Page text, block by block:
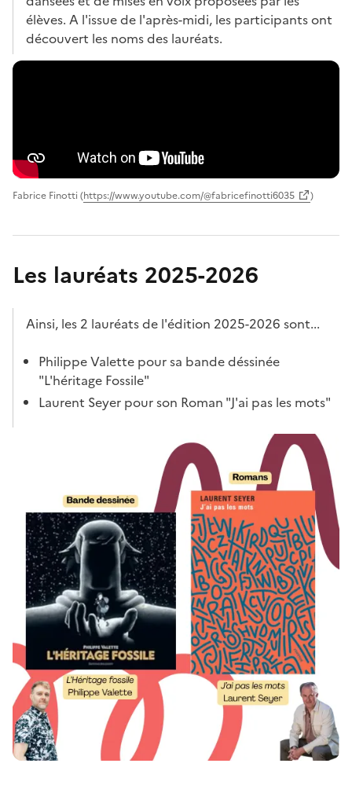
élèves. A l'issue de l'après-midi, les participants ont
découvert les noms des lauréats.
Fabrice Finotti (https://www.youtube.com/@fabricefinotti6035 )
Les lauréats 2025-2026
Ainsi, les 2 lauréats de l'édition 2025-2026 sont...
Philippe Valette pour sa bande déssinée
"L'héritage Fossile"
Laurent Seyer pour son Roman "J'ai pas les mots"